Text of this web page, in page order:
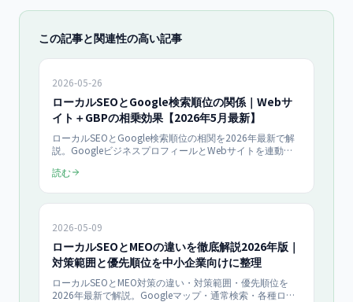
この記事と関連性の高い記事
2026-05-26
ローカルSEOとGoogle検索順位の関係｜Webサ
イト＋GBPの相乗効果【2026年5月最新】
ローカルSEOとGoogle検索順位の相関を2026年最新で解
説。GoogleビジネスプロフィールとWebサイトを連動さ
装、地域特化コンテンツ戦略まで店舗オーナー向けに完全
読む
2026-05-09
ローカルSEOとMEOの違いを徹底解説2026年版｜
対策範囲と優先順位を中小企業向けに整理
ローカルSEOとMEO対策の違い・対策範囲・優先順位を
2026年最新で解説。Googleマップ・通常検索・各種ロー